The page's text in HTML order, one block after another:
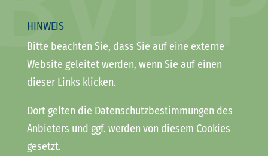
HINWEIS
Bitte beachten Sie, dass Sie auf eine externe
Website geleitet werden, wenn Sie auf einen
dieser Links klicken.
Dort gelten die Datenschutzbestimmungen des
Anbieters und ggf. werden von diesem Cookies
gesetzt.